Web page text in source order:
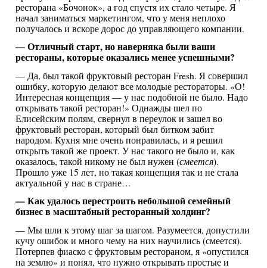
ресторана «Бочонок», а год спустя их стало четыре. Я
начал заниматься маркетингом, что у меня неплохо
получалось и вскоре дорос до управляющего компании.
— Отличный старт, но наверняка были ваши
рестораны, которые оказались менее успешными?
— Да, был такой фруктовый ресторан Fresh. Я совершил
ошибку, которую делают все молодые рестораторы. «О!
Интересная концепция — у нас подобной не было. Надо
открывать такой ресторан!» Однажды шел по
Елисейским полям, свернул в переулок и зашел во
фруктовый ресторан, который был битком забит
народом. Кухня мне очень понравилась, и я решил
открыть такой же проект. У нас такого не было и, как
оказалось, такой никому не был нужен (смеется).
Прошло уже 15 лет, но такая концепция так и не стала
актуальной у нас в стране…
— Как удалось перестроить небольшой семейный
бизнес в масштабный ресторанный холдинг?
— Мы шли к этому шаг за шагом. Разумеется, допустили
кучу ошибок и много чему на них научились (смеется).
Потерпев фиаско с фруктовым рестораном, я «опустился
на землю» и понял, что нужно открывать простые и